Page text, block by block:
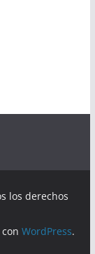
los derechos
conWordPress.